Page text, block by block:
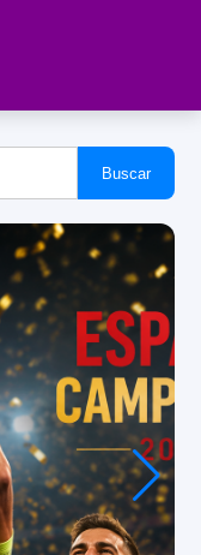
Buscar